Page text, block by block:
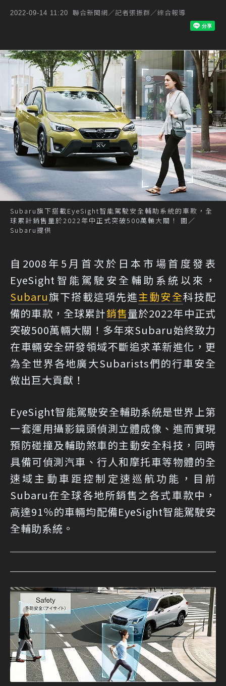
2022-09-14 11:20 聯合新聞網／記者張振群／綜合報導
Subaru旗下搭載EyeSight智能駕駛安全輔助系統的車款，全
球累計銷售量於2022年中正式突破500萬輛大關！ 圖／
Subaru提供
自2008年5月首次於日本市場首度發表
EyeSight智能駕駛安全輔助系統以來，
Subaru旗下搭載這項先進主動安全科技配
備的車款，全球累計銷售量於2022年中正式
突破500萬輛大關！多年來Subaru始終致力
在車輛安全研發領域不斷追求革新進化，更
為全世界各地廣大Subarists們的行車安全
做出巨大貢獻！
EyeSight智能駕駛安全輔助系統是世界上第
一套運用攝影鏡頭偵測立體成像、進而實現
預防碰撞及輔助煞車的主動安全科技，同時
具備可偵測汽車、行人和摩托車等物體的全
速域主動車距控制定速巡航功能，目前
Subaru在全球各地所銷售之各式車款中，
高達91％的車輛均配備EyeSight智能駕駛安
全輔助系統。